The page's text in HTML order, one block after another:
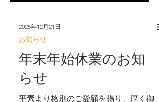
2025年12月21日
お知らせ
年末年始休業のお知
らせ